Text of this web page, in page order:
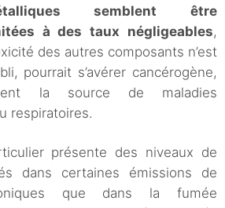
semblent être
à des taux négligeables,
des autres composants n’est
pourrait s’avérer cancérogène,
la source de maladies
respiratoires.
présente des niveaux de
dans certaines émissions de
que dans la fumée